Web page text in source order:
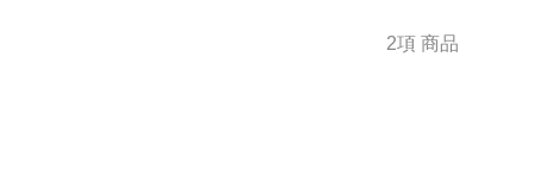
2項 商品